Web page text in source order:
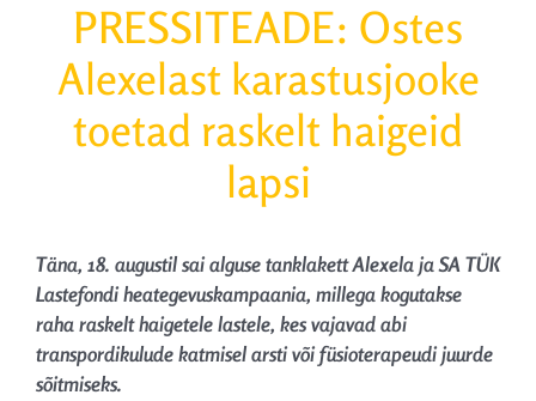
PRESSITEADE: Ostes
Alexelast karastusjooke
toetad raskelt haigeid
lapsi
Täna, 18. augustil sai alguse tanklakett Alexela ja SA TÜK
Lastefondi heategevuskampaania, millega kogutakse
raha raskelt haigetele lastele, kes vajavad abi
transpordikulude katmisel arsti või füsioterapeudi juurde
sõitmiseks.